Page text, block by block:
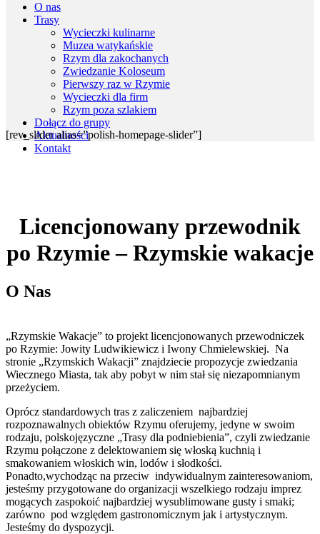
O nas
Trasy
Wycieczki kulinarne
Muzea watykańskie
Rzym dla zakochanych
Zwiedzanie Koloseum
Pierwszy raz w Rzymie
Wycieczki dla firm
Rzym poza szlakiem
Dołącz do grupy
Aktualności
Kontakt
[rev_slider alias=”polish-homepage-slider”]
Licencjonowany przewodnik
po Rzymie – Rzymskie wakacje
O Nas
„Rzymskie Wakacje” to projekt licencjonowanych przewodniczek
po Rzymie: Jowity Ludwikiewicz i Iwony Chmielewskiej. Na
stronie „Rzymskich Wakacji” znajdziecie propozycje zwiedzania
Wiecznego Miasta, tak aby pobyt w nim stał się niezapomnianym
przeżyciem.
Oprócz standardowych tras z zaliczeniem najbardziej
rozpoznawalnych obiektów Rzymu oferujemy, jedyne w swoim
rodzaju, polskojęzyczne „Trasy dla podniebienia”, czyli zwiedzanie
Rzymu połączone z delektowaniem się włoską kuchnią i
smakowaniem włoskich win, lodów i słodkości.
Ponadto,wychodząc na przeciw indywidualnym zainteresowaniom,
jesteśmy przygotowane do organizacji wszelkiego rodzaju imprez
mogących zaspokoić najbardziej wysublimowane gusty i smaki;
zarówno pod względem gastronomicznym jak i artystycznym.
Jesteśmy do dyspozycji.